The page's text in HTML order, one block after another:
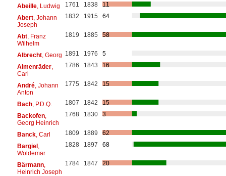
Abeille, Ludwig 1761 1838
11
Abert, Johann
Joseph
1832 1915 64
Abt, Franz
Wilhelm
1819 1885 58
Albrecht, Georg 1891 1976
5
Almenräder,
Carl
1786 1843 16
André, Johann
Anton
1775 1842 15
Bach, P.D.Q. 1807 1842
15
Backofen,
Georg Heinrich
1768 1830 3
Banck, Carl 1809 1889
62
Bargiel,
Woldemar
1828 1897 68
Bärmann,
Heinrich Joseph
1784 1847 20